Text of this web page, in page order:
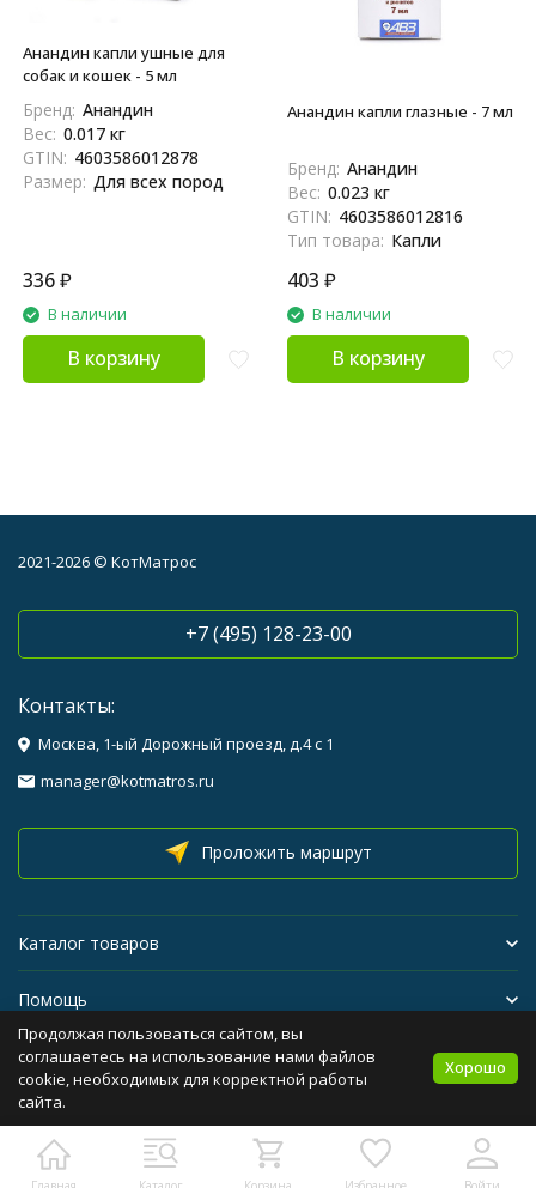
Анандин капли ушные для
собак и кошек - 5 мл
Бренд: Анандин
Вес: 0.017 кг
GTIN: 4603586012878
Размер: Для всех пород
336₽
В наличии
В корзину
Анандин капли глазные - 7 мл
Бренд: Анандин
Вес: 0.023 кг
GTIN: 4603586012816
Тип товара: Капли
403 ₽
В наличии
В корзину
2021-2026 © КотМатрос
+7 (495) 128-23-00
Контакты:
Москва, 1-ый Дорожный проезд, д.4 с 1
manager@kotmatros.ru
Проложить маршрут
Каталог товаров
Помощь
Бренды
Политика персональных данных Карта сайта
Продолжая пользоваться сайтом, вы
соглашаетесь на использование нами файлов
cookie, необходимых для корректной работы
сайта.
Хорошо